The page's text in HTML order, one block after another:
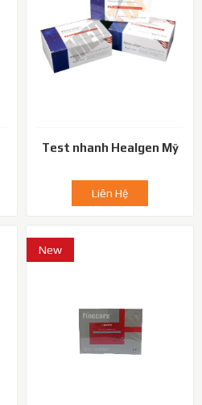
Test nhanh Healgen Mỹ
Liên Hệ
New